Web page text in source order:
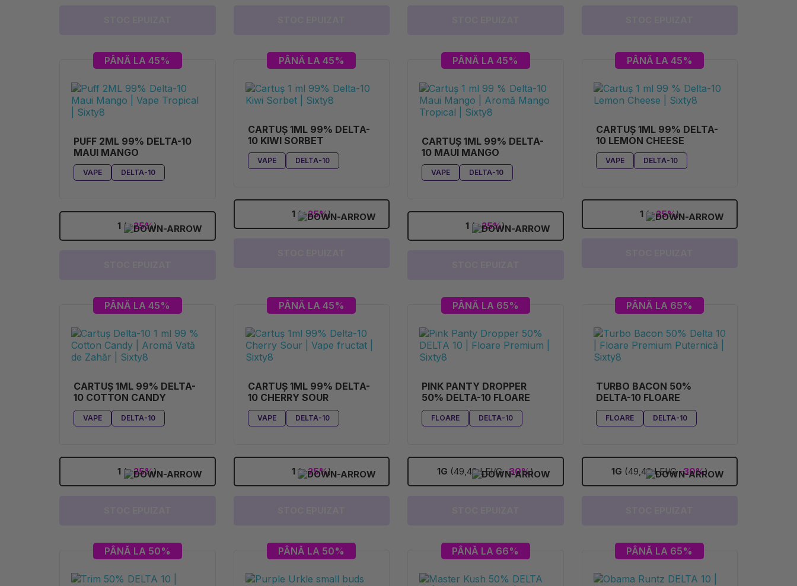
PÂNĂ LA 45%
PUFF 2ML 99% DELTA-10
MAUI MANGO
VAPE DELTA-10
1 (-25%)
PÂNĂ LA 45%
CARTUȘ 1ML 99% DELTA-
10 KIWI SORBET
VAPE DELTA-10
1 (-25%)
PÂNĂ LA 45%
CARTUȘ 1ML 99% DELTA-
10 MAUI MANGO
VAPE DELTA-10
1 (-25%)
PÂNĂ LA 45%
CARTUȘ 1ML 99% DELTA-
10 LEMON CHEESE
VAPE DELTA-10
1 (-25%)
PÂNĂ LA 45%
CARTUȘ 1ML 99% DELTA-
10 COTTON CANDY
VAPE DELTA-10
1 (-25%)
PÂNĂ LA 45%
CARTUȘ 1ML 99% DELTA-
10 CHERRY SOUR
VAPE DELTA-10
1 (-25%)
PÂNĂ LA 65%
PINK PANTY DROPPER
50% DELTA-10 FLOARE
FLOARE DELTA-10
1G (49,49 LEI/G-30%)
PÂNĂ LA 65%
TURBO BACON 50%
DELTA-10 FLOARE
FLOARE DELTA-10
1G (49,49 LEI/G-30%)
PÂNĂ LA 50% PÂNĂ LA 50% PÂNĂ LA 66% PÂNĂ LA 65%